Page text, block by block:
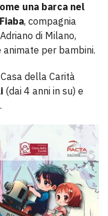
una barca nel
, compagnia
di Milano,
per bambini.
della Carità
(dai 4 anni in su) e